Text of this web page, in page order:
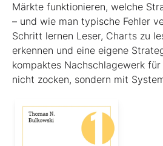
Märkte funktionieren, welche
– und wie man typische Fehler
Schritt lernen Leser, Charts zu
erkennen und eine eigene
kompaktes Nachschlagewerk
nicht zocken, sondern mit